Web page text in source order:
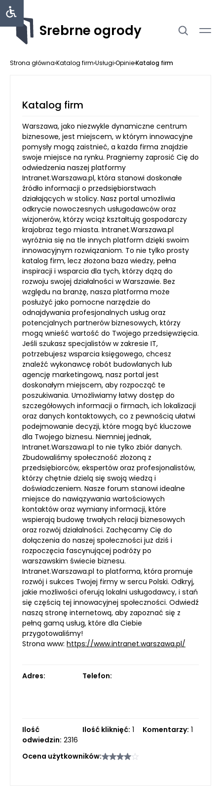
Srebrne ogrody
Strona główna›Katalog firm›Usługi›Opinie›Katalog firm
Katalog firm
Warszawa, jako niezwykle dynamiczne centrum
biznesowe, jest miejscem, w którym innowacyjne
pomysły mogą zaistnieć, a każda firma znajdzie
swoje miejsce na rynku. Pragniemy zaprosić Cię do
odwiedzenia naszej platformy
Intranet.Warszawa.pl, która stanowi doskonałe
źródło informacji o przedsiębiorstwach
działających w stolicy. Nasz portal umożliwia
odkrycie nowoczesnych usługodawców oraz
wizjonerów, którzy wciąż kształtują gospodarczy
krajobraz tego miasta. Intranet.Warszawa.pl
wyróżnia się na tle innych platform dzięki swoim
innowacyjnym rozwiązaniom. To nie tylko prosty
katalog firm, lecz złożona baza wiedzy, pełna
inspiracji i wsparcia dla tych, którzy dążą do
rozwoju swojej działalności w Warszawie. Bez
względu na branżę, nasza platforma może
posłużyć jako pomocne narzędzie do
odnajdywania profesjonalnych usług oraz
potencjalnych partnerów biznesowych, którzy
mogą wnieść wartość do Twojego przedsięwzięcia.
Jeśli szukasz specjalistów w zakresie IT,
potrzebujesz wsparcia księgowego, chcesz
znaleźć wykonawcę robót budowlanych lub
agencję marketingową, nasz portal jest
doskonałym miejscem, aby rozpocząć te
poszukiwania. Umożliwiamy łatwy dostęp do
szczegółowych informacji o firmach, ich lokalizacji
oraz danych kontaktowych, co z pewnością ułatwi
podejmowanie decyzji, które mogą być kluczowe
dla Twojego biznesu. Niemniej jednak,
Intranet.Warszawa.pl to nie tylko zbiór danych.
Zbudowaliśmy społeczność złożoną z
przedsiębiorców, ekspertów oraz profesjonalistów,
którzy chętnie dzielą się swoją wiedzą i
doświadczeniem. Nasze forum stanowi idealne
miejsce do nawiązywania wartościowych
kontaktów oraz wymiany informacji, które
wspierają budowę trwałych relacji biznesowych
oraz rozwój działalności. Zachęcamy Cię do
dołączenia do naszej społeczności już dziś i
rozpoczęcia fascynującej podróży po
warszawskim świecie biznesu.
Intranet.Warszawa.pl to platforma, która promuje
rozwój i sukces Twojej firmy w sercu Polski. Odkryj,
jakie możliwości oferują lokalni usługodawcy, i stań
się częścią tej innowacyjnej społeczności. Odwiedź
naszą stronę internetową, aby zapoznać się z
pełną gamą usług, które dla Ciebie
przygotowaliśmy!
Strona www: https://www.intranet.warszawa.pl/
Adres: Telefon:
Ilość
odwiedzin: 2316
Ilość kliknięć: 1 Komentarzy: 1
Ocena użytkowników: